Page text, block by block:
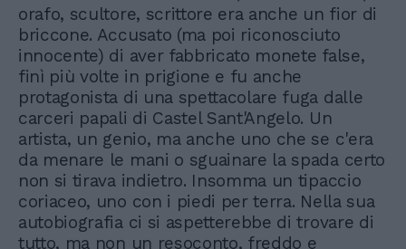
orafo, scultore, scrittore era anche un fior di
briccone. Accusato (ma poi riconosciuto
innocente) di aver fabbricato monete false,
finì più volte in prigione e fu anche
protagonista di una spettacolare fuga dalle
carceri papali di Castel Sant'Angelo. Un
artista, un genio, ma anche uno che se c'era
da menare le mani o sguainare la spada certo
non si tirava indietro. Insomma un tipaccio
coriaceo, uno con i piedi per terra. Nella sua
autobiografia ci si aspetterebbe di trovare di
tutto, ma non un resoconto, freddo e